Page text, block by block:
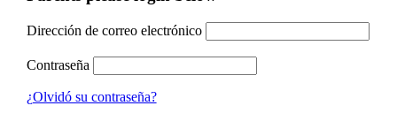
Dirección de correo electrónico
Contraseña
¿Olvidó su contraseña?